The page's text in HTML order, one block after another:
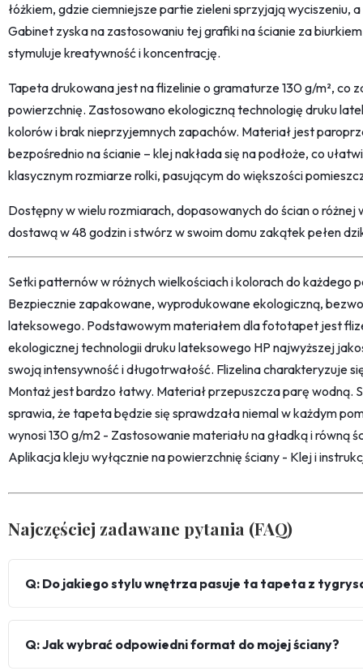
łóżkiem, gdzie ciemniejsze partie zieleni sprzyjają wyciszeniu,
Gabinet zyska na zastosowaniu tej grafiki na ścianie za
stymuluje kreatywność i koncentrację.
Tapeta drukowana jest na flizelinie o gramaturze 130 g/m², co
powierzchnię. Zastosowano ekologiczną technologię druku
kolorów i brak nieprzyjemnych zapachów. Materiał jest
bezpośrednio na ścianie – klej nakłada się na podłoże, co
klasycznym rozmiarze rolki, pasującym do większości
Dostępny w wielu rozmiarach, dopasowanych do ścian o różnej
dostawą w 48 godzin i stwórz w swoim domu zakątek pełen
Setki patternów w różnych wielkościach i kolorach do każdego
Bezpiecznie zapakowane, wyprodukowane ekologiczną,
lateksowego. Podstawowym materiałem dla fototapet jest
ekologicznej technologii druku lateksowego HP najwyższej
swoją intensywność i długotrwałość. Flizelina charakteryzuje
Montaż jest bardzo łatwy. Materiał przepuszcza parę wodną.
sprawia, że tapeta będzie się sprawdzała niemal w każdym
wynosi 130 g/m2 - Zastosowanie materiału na gładką i równą
Aplikacja kleju wyłącznie na powierzchnię ściany - Klej i
Najczęściej zadawane pytania (FAQ)
Q: Do jakiego stylu wnętrza pasuje ta tapeta z
Q: Jak wybrać odpowiedni format do mojej ściany?